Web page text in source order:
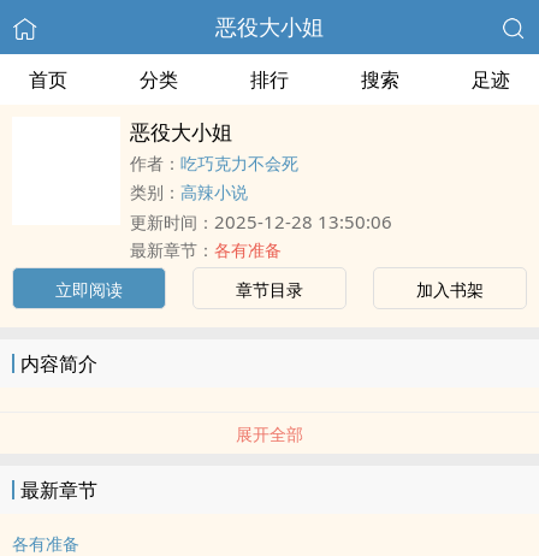
恶役大小姐
首页 分类 排行 搜索 足迹
恶役大小姐
作者： 吃巧克力不会死
类别： 高辣小说
更新时间： 2025-12-28 13:50:06
最新章节： 各有准备
立即阅读
章节目录 加入书架
内容简介
展开全部
最新章节
各有准备